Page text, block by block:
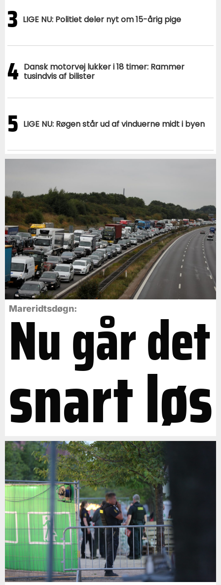
3 LIGE NU: Politiet deler nyt om 15-årig pige
4 Dansk motorvej lukker i 18 timer: Rammer
tusindvis af bilister
5 LIGE NU: Røgen står ud af vinduerne midt i byen
Mareridtsdøgn:
Nu går det
snart løs